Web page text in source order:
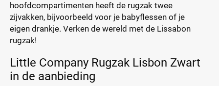
hoofdcompartimenten heeft de rugzak twee
zijvakken, bijvoorbeeld voor je babyflessen of je
eigen drankje. Verken de wereld met de Lissabon
rugzak!
Little Company Rugzak Lisbon Zwart
in de aanbieding